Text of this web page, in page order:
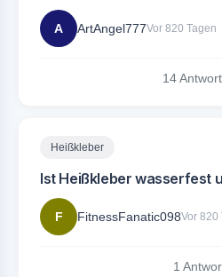
A ArtAngel777Vor 820 Tagen
14
Heißkleber
Ist Heißkleber wasserfest
F FitnessFanatic098Vor 820
1